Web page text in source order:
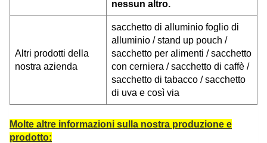
nessun altro.
Altri prodotti della
nostra azienda
sacchetto di alluminio foglio di
alluminio / stand up pouch /
sacchetto per alimenti / sacchetto
con cerniera / sacchetto di caffè /
sacchetto di tabacco / sacchetto
di uva e così via
Molte altre informazioni sulla nostra produzione e
prodotto: